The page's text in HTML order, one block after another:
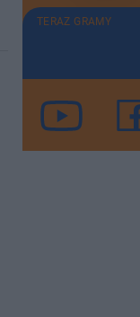
TERAZ GRAMY